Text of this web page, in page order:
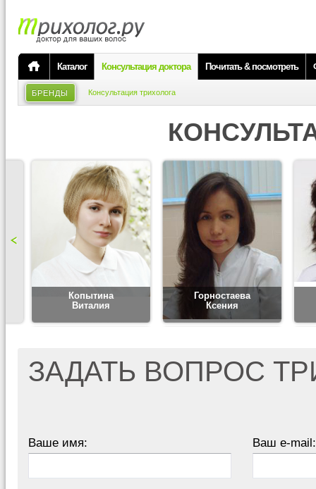
Каталог Консультация доктора Почитать & посмотреть
БРЕНДЫ Консультация трихолога
Копытина
Виталия
Горностаева
Ксения
ЗАДАТЬ ВОПРОС
Ваше имя: Ваш e-mail: